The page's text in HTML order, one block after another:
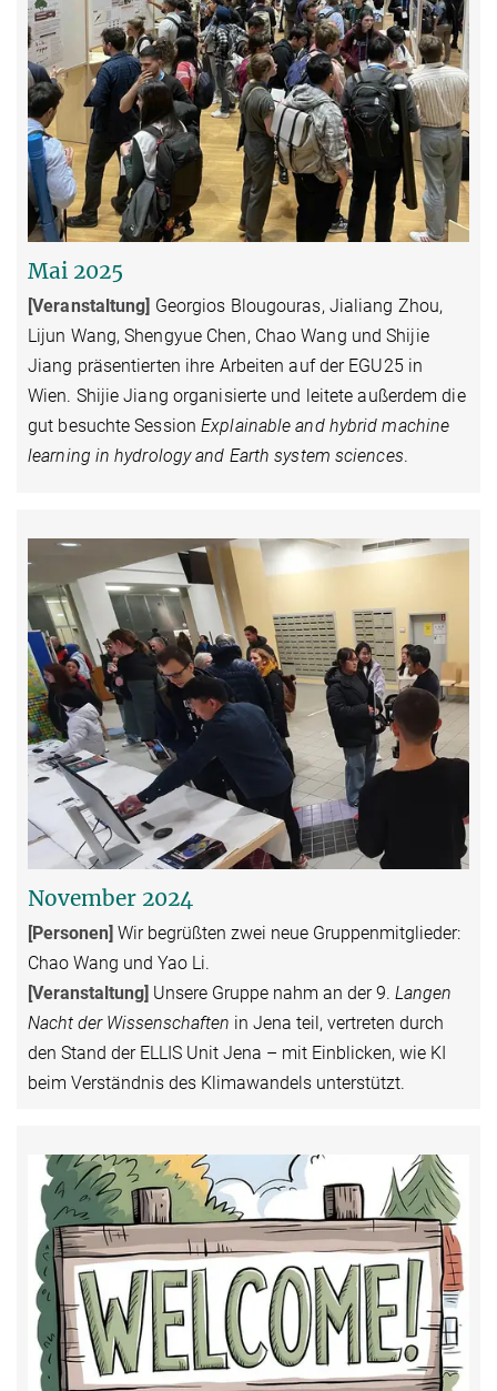
Mai 2025
[Veranstaltung] Georgios Blougouras, Jialiang Zhou,
Lijun Wang, Shengyue Chen, Chao Wang und Shijie
Jiang präsentierten ihre Arbeiten auf der EGU25 in
Wien. Shijie Jiang organisierte und leitete außerdem die
gut besuchte SessionExplainable and hybrid machine
learning in hydrology and Earth system sciences.
November 2024
[Personen] Wir begrüßten zwei neue Gruppenmitglieder:
Chao Wang und Yao Li.
[Veranstaltung] Unsere Gruppe nahm an der 9. Langen
Nacht der Wissenschaften in Jena teil, vertreten durch
den Stand der ELLIS Unit Jena – mit Einblicken, wie KI
beim Verständnis des Klimawandels unterstützt.